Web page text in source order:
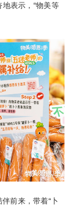
地表示，“物美等
前来，带着“卜